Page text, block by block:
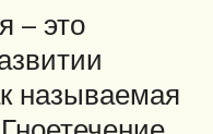
– это
называемая